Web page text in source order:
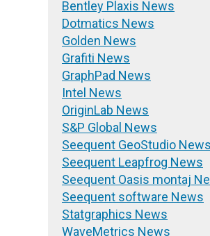
Bentley Plaxis News
Dotmatics News
Golden News
Grafiti News
GraphPad News
Intel News
OriginLab News
S&P Global News
Seequent GeoStudio News
Seequent Leapfrog News
Seequent Oasis montaj
Seequent software News
Statgraphics News
WaveMetrics News